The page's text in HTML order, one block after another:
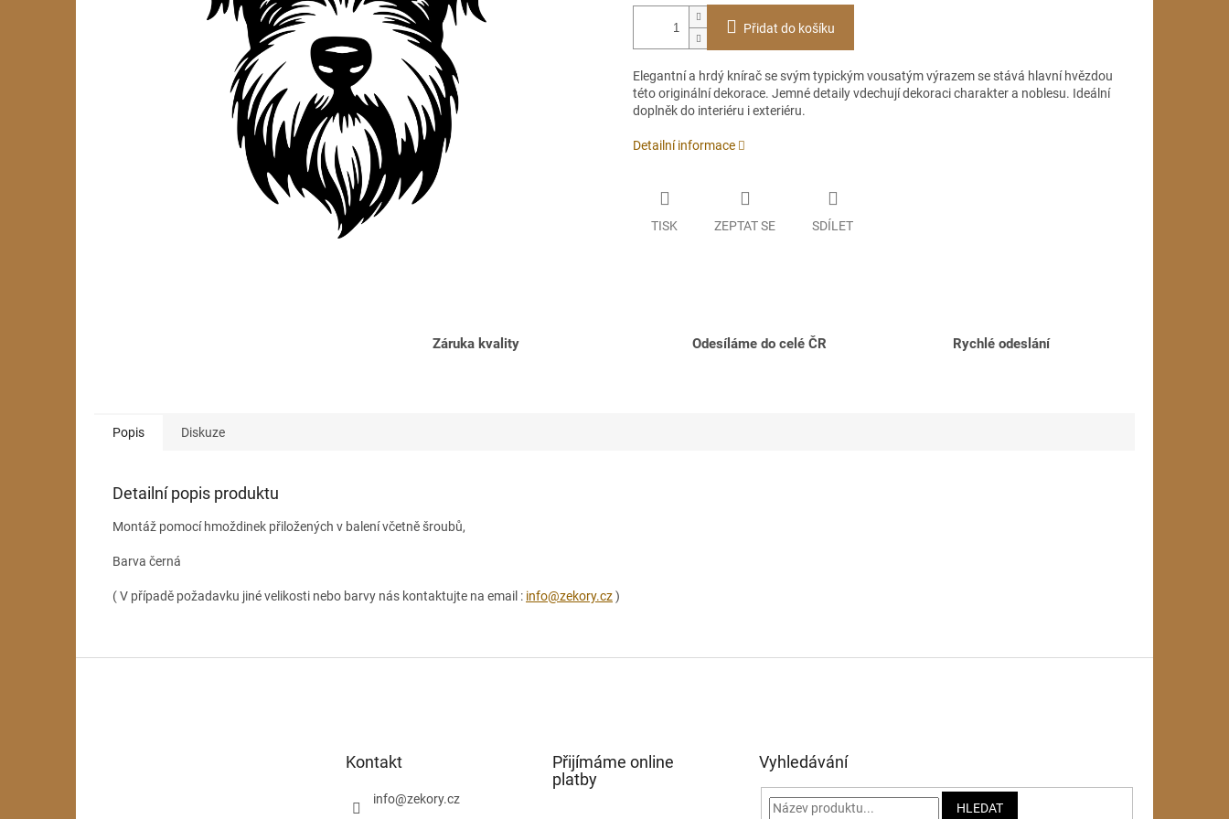
Přidat do košíku
Elegantní a hrdý knírač se svým typickým vousatým výrazem se stává hlavní hvězdou
této originální dekorace. Jemné detaily vdechují dekoraci charakter a noblesu. Ideální
doplněk do interiéru i exteriéru.
Detailní informace
TISK ZEPTAT SE SDÍLET
Záruka kvality Odesíláme do celé ČR Rychlé odeslání
Popis Diskuze
Detailní popis produktu
Montáž pomocí hmoždinek přiložených v balení včetně šroubů,
Barva černá
( V případě požadavku jiné velikosti nebo barvy nás kontaktujte na email : info@zekory.cz)
Kontakt
info@zekory.cz
Přijímáme online
platby
Vyhledávání
HLEDAT